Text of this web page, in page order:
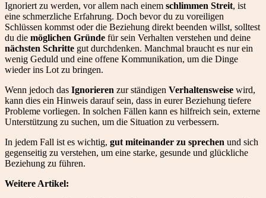
Ignoriert zu werden, vor allem nach einem schlimmen Streit, ist
eine schmerzliche Erfahrung. Doch bevor du zu voreiligen
Schlüssen kommst oder die Beziehung direkt beenden willst, solltest
du die möglichen Gründe für sein Verhalten verstehen und deine
nächsten Schritte gut durchdenken. Manchmal braucht es nur ein
wenig Geduld und eine offene Kommunikation, um die Dinge
wieder ins Lot zu bringen.
Wenn jedoch das Ignorieren zur ständigen Verhaltensweise wird,
kann dies ein Hinweis darauf sein, dass in eurer Beziehung tiefere
Probleme vorliegen. In solchen Fällen kann es hilfreich sein, externe
Unterstützung zu suchen, um die Situation zu verbessern.
In jedem Fall ist es wichtig, gut miteinander zu sprechen und sich
gegenseitig zu verstehen, um eine starke, gesunde und glückliche
Beziehung zu führen.
Weitere Artikel: